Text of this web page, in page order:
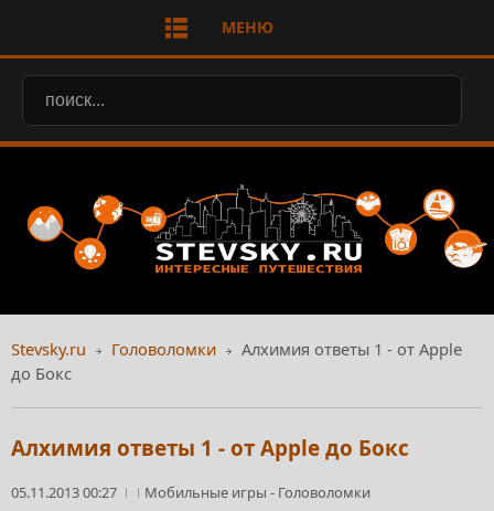
МЕНЮ
Stevsky.ru Головоломки
Алхимия ответы 1 - от Apple
до Бокс
Алхимия ответы 1 - от Apple до Бокс
05.11.2013 00:27 Мобильные игры - Головоломки